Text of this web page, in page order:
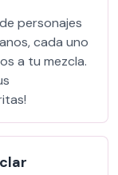
personajes
cada uno
a tu mezcla.